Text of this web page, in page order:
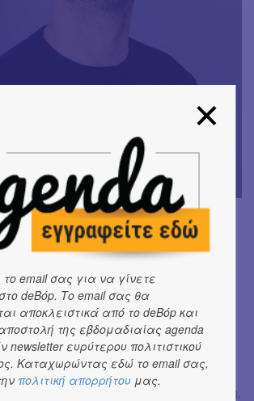
Θανάσης Κριστάκης
Κριστάκη
26.4.2024
Κριτσάκης, Στεργιάνα Τζέγκα
Κριτσάκης
Κωσταντίνος Δαλαμάγκας, Πένυ
Καστανιάς, Άλκηστις Πολυχρόνη,
email σας για να γίνετε
deBόp. Το email σας θα
αποκλειστικά από το deBόp και
της εβδομαδιαίας agenda
newsletter ευρύτερου πολιτιστικού
Καταχωρώντας εδώ το email σας,
πολιτική απορρήτου μας.